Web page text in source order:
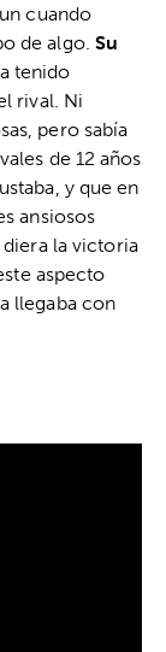
cuando
de algo. Su
tenido
rival. Ni
pero sabía
de 12 años
y que en
ansiosos
la victoria
aspecto
llegaba con